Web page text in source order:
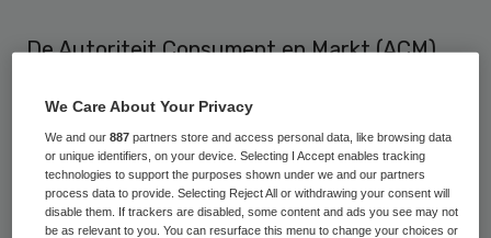
De Autoriteit Consument en Markt (ACM)
overname van de huishoudelijke hulp van
Amstelring door TZorg. De marktwaakhond
stelt na onderzoek dat de overname niet
leidt tot mededingingsproblemen.
We Care About Your Privacy
We and our887 partners store and access personal data, like browsing data
or unique identifiers, on your device. Selecting I Accept enables tracking
technologies to support the purposes shown under we and our partners
process data to provide. Selecting Reject All or withdrawing your consent will
disable them. If trackers are disabled, some content and ads you see may not
be as relevant to you. You can resurface this menu to change your choices or